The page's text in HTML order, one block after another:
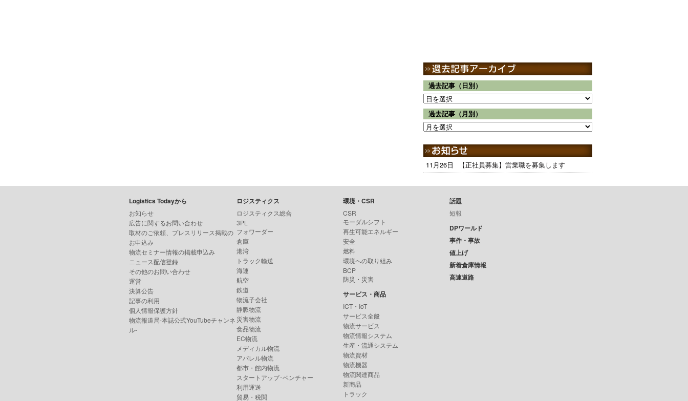
過去記事（日別）
過去記事（月別）
11月26日 【正社員募集】営業職を募集します
Logistics Todayから
お知らせ
広告に関するお問い合わせ
取材のご依頼、プレスリリース掲載の
お申込み
物流セミナー情報の掲載申込み
ニュース配信登録
その他のお問い合わせ
運営
決算公告
記事の利用
個人情報保護方針
物流報道局-本誌公式YouTubeチャンネ
ル-
ロジスティクス
ロジスティクス総合
3PL
フォワーダー
倉庫
港湾
トラック輸送
海運
航空
鉄道
物流子会社
静脈物流
災害物流
食品物流
EC物流
メディカル物流
アパレル物流
都市・館内物流
スタートアップ･ベンチャー
利用運送
貿易・税関
環境・CSR
CSR
モーダルシフト
再生可能エネルギー
安全
燃料
環境への取り組み
BCP
防災・災害
サービス・商品
ICT・IoT
サービス全般
物流サービス
物流情報システム
生産・流通システム
物流資材
物流機器
物流関連商品
新商品
トラック
話題
短報
DPワールド
事件・事故
値上げ
新着倉庫情報
高速道路